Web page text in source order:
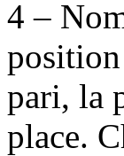
4 –
position
pari, la
place.